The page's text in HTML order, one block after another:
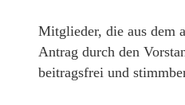
Mitglieder, die aus dem
Antrag durch den
beitragsfrei und